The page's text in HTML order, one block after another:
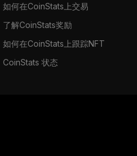
如何在CoinStats上交易
了解CoinStats奖励
如何在CoinStats上跟踪NFT
CoinStats 状态